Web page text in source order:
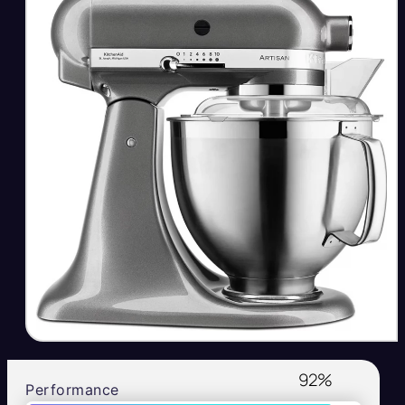
Performance 92%